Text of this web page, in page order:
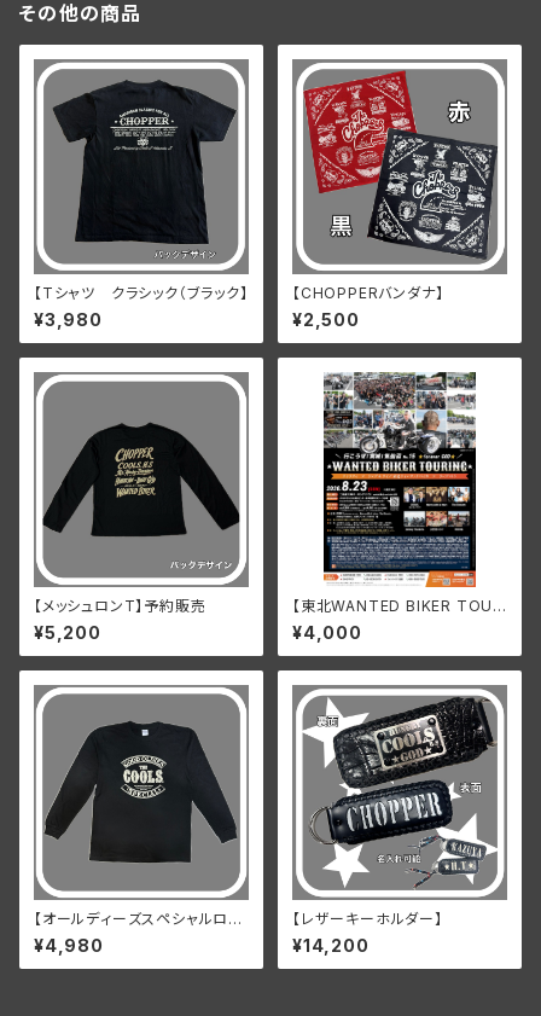
その他の商品
【Tシャツ クラシック（ブラック】
¥3,980
【CHOPPERバンダナ】
¥2,500
【メッシュロンT】予約販売
¥5,200
【東北WANTED BIKER TOUR
ING 2026】
¥4,000
【オールディーズスペシャルロン
グTシャツ】
¥4,980
【レザーキーホルダー】
¥14,200